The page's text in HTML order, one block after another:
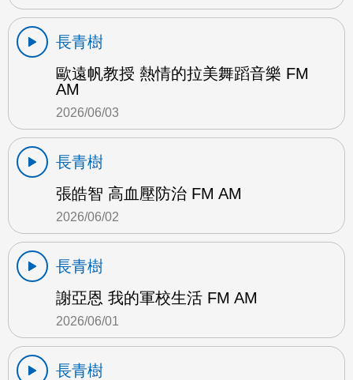
長青樹
歐遠帆教授 熱情的拉美舞蹈音樂 FM
AM
2026/06/03
長青樹
張皓智 高血壓防治 FM AM
2026/06/02
長青樹
謝亞恩 我的軍校生活 FM AM
2026/06/01
長青樹